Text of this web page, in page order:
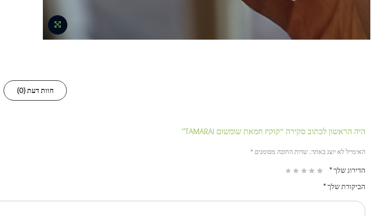
חוות דעת (0)
היה הראשון לכתוב סקירה “קוקיז חמאת שומשום TAMARAI”
האימייל לא יוצג באתר. שדות החובה מסומנים *
הדירוג שלך*
הביקורת שלך*